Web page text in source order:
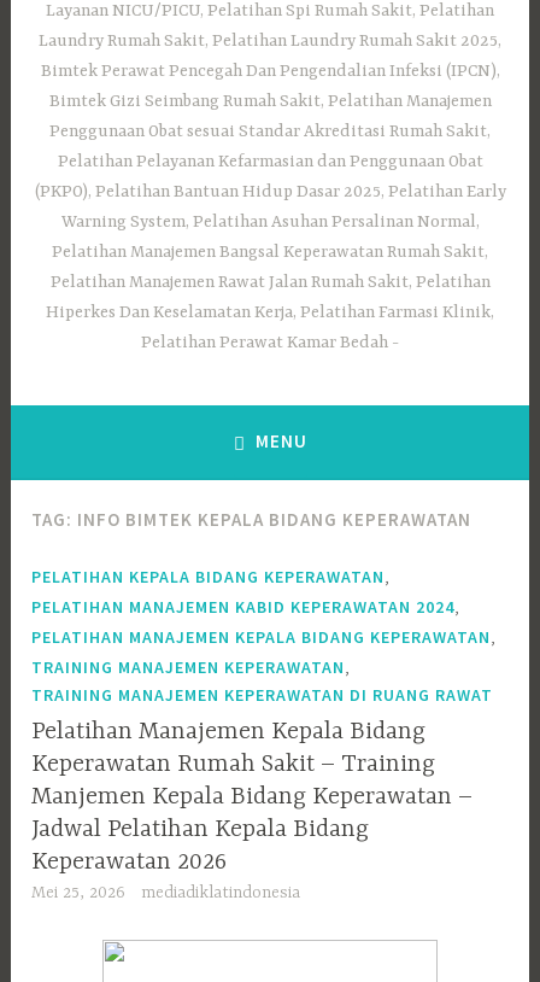
Layanan NICU/PICU, Pelatihan Spi Rumah Sakit, Pelatihan
Laundry Rumah Sakit, Pelatihan Laundry Rumah Sakit 2025,
Bimtek Perawat Pencegah Dan Pengendalian Infeksi (IPCN),
Bimtek Gizi Seimbang Rumah Sakit, Pelatihan Manajemen
Penggunaan Obat sesuai Standar Akreditasi Rumah Sakit,
Pelatihan Pelayanan Kefarmasian dan Penggunaan Obat
(PKPO), Pelatihan Bantuan Hidup Dasar 2025, Pelatihan Early
Warning System, Pelatihan Asuhan Persalinan Normal,
Pelatihan Manajemen Bangsal Keperawatan Rumah Sakit,
Pelatihan Manajemen Rawat Jalan Rumah Sakit, Pelatihan
Hiperkes Dan Keselamatan Kerja, Pelatihan Farmasi Klinik,
Pelatihan Perawat Kamar Bedah
MENU
TAG: INFO BIMTEK KEPALA BIDANG KEPERAWATAN
PELATIHAN KEPALA BIDANG KEPERAWATAN
PELATIHAN MANAJEMEN KABID KEPERAWATAN 2024
PELATIHAN MANAJEMEN KEPALA BIDANG KEPERAWATAN
TRAINING MANAJEMEN KEPERAWATAN
TRAINING MANAJEMEN KEPERAWATAN DI RUANG RAWAT
Pelatihan Manajemen Kepala Bidang
Keperawatan Rumah Sakit – Training
Manjemen Kepala Bidang Keperawatan –
Jadwal Pelatihan Kepala Bidang
Keperawatan 2026
Mei 25, 2026 mediadiklatindonesia